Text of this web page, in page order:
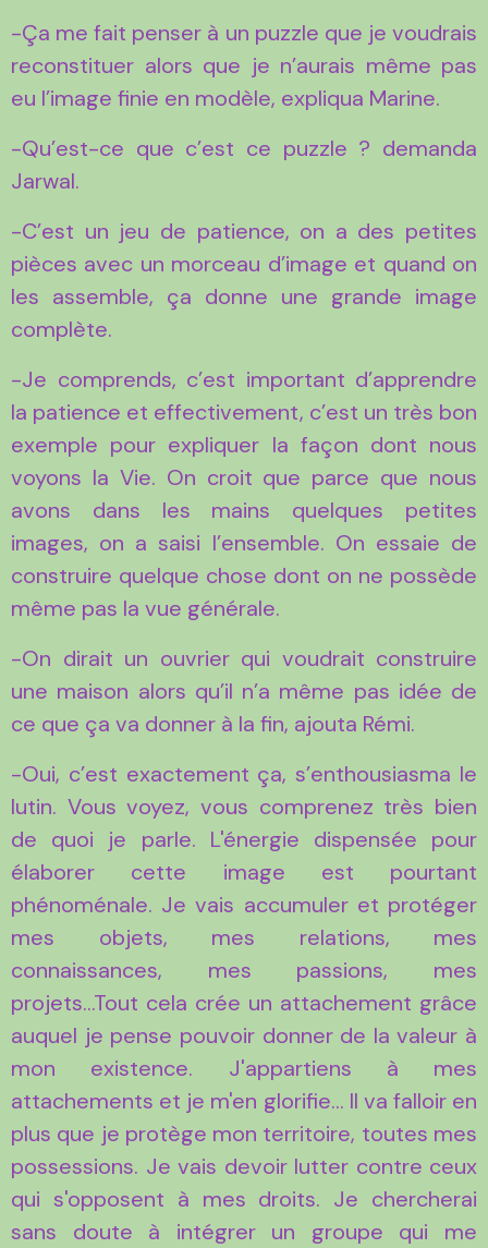
-Ça me fait penser à un puzzle que je voudrais
reconstituer alors que je n’aurais même pas
eu l’image finie en modèle, expliqua Marine.
-Qu’est-ce que c’est ce puzzle ? demanda
Jarwal.
-C’est un jeu de patience, on a des petites
pièces avec un morceau d’image et quand on
les assemble, ça donne une grande image
complète.
-Je comprends, c’est important d’apprendre
la patience et effectivement, c’est un très bon
exemple pour expliquer la façon dont nous
voyons la Vie. On croit que parce que nous
avons dans les mains quelques petites
images, on a saisi l’ensemble. On essaie de
construire quelque chose dont on ne possède
même pas la vue générale.
-On dirait un ouvrier qui voudrait construire
une maison alors qu’il n’a même pas idée de
ce que ça va donner à la fin, ajouta Rémi.
-Oui, c’est exactement ça, s’enthousiasma le
lutin. Vous voyez, vous comprenez très bien
de quoi je parle. L'énergie dispensée pour
élaborer cette image est pourtant
phénoménale. Je vais accumuler et protéger
mes objets, mes relations, mes
connaissances, mes passions, mes
projets...Tout cela crée un attachement grâce
auquel je pense pouvoir donner de la valeur à
mon existence. J'appartiens à mes
attachements et je m'en glorifie... Il va falloir en
plus que je protège mon territoire, toutes mes
possessions. Je vais devoir lutter contre ceux
qui s'opposent à mes droits. Je chercherai
sans doute à intégrer un groupe qui me